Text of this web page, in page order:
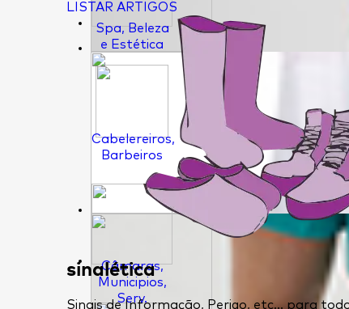
LISTAR ARTIGOS
sinalética
Sinais de Informação, Perigo, etc... para
Spa, Beleza
e Estética
Cabelereiros,
Barbeiros
Câmaras,
Municipios,
Serv.